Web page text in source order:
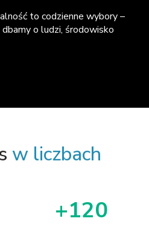
to codzienne wybory –
o ludzi, środowisko
w liczbach
+120